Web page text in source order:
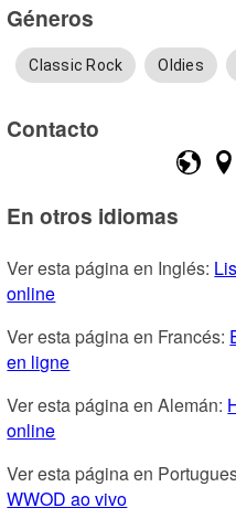
Géneros
Classic Rock Oldies
Contacto
En otros idiomas
Ver esta página en Inglés:
online
Ver esta página en Francés:
en ligne
Ver esta página en Alemán:
online
Ver esta página en
WWOD ao vivo